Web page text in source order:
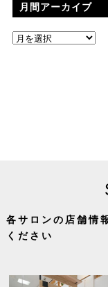
月間アーカイブ
各サロンの店舗情
ください